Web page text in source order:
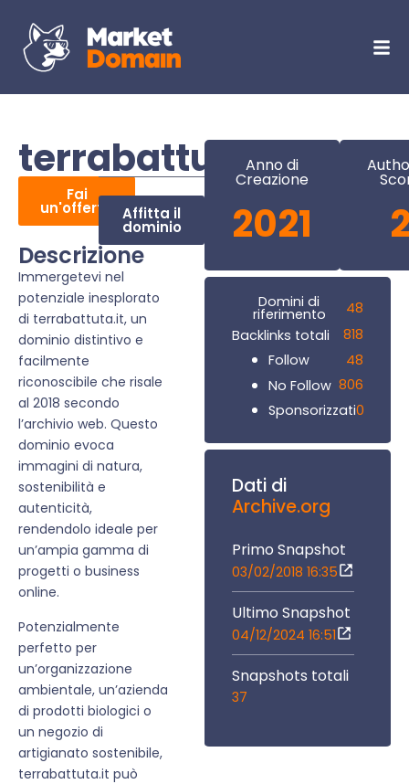
terrabattuta.it
Fai
un'offerta Affitta il
dominio
Descrizione
Immergetevi nel
potenziale inesplorato
di terrabattuta.it, un
dominio distintivo e
facilmente
riconoscibile che risale
al 2018 secondo
l’archivio web. Questo
dominio evoca
immagini di natura,
sostenibilità e
autenticità,
rendendolo ideale per
un’ampia gamma di
progetti o business
online.
Potenzialmente
perfetto per
un’organizzazione
ambientale, un’azienda
di prodotti biologici o
un negozio di
artigianato sostenibile,
terrabattuta.it può
Anno di
Creazione
2021
Domini di
riferimento
48
Backlinks totali
818
Follow
48
No Follow 806
Sponsorizzati0
Dati di
Archive.org
Primo Snapshot
03/02/2018 16:35
Ultimo Snapshot
04/12/2024 16:51
Snapshots totali
37